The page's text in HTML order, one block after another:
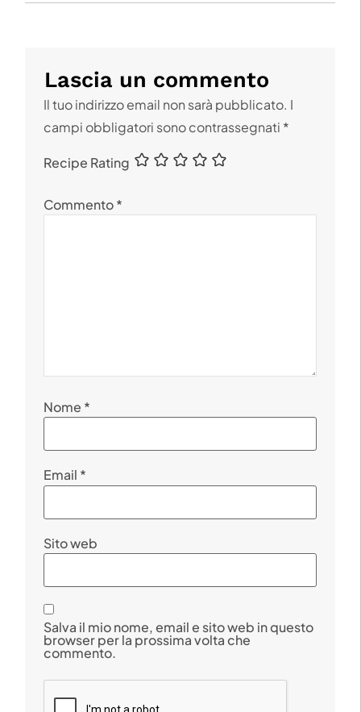
Lascia un commento
Il tuo indirizzo email non sarà pubblicato. I
campi obbligatori sono contrassegnati *
Recipe Rating
Commento*
Nome *
Email *
Sito web
Salva il mio nome, email e sito web in questo
browser per la prossima volta che
commento.